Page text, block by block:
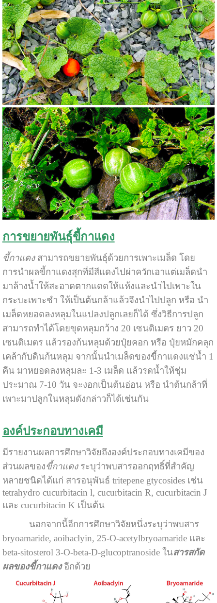
การขยายพันธุ์ขี้กาแดง
ขี้กาแดงสามารถขยายพันธุ์ด้วยการเพาะเมล็ด โดย
การนำผลขี้กาแดงสุกที่มีสีแดงไปผ่าควักเอาแต่เมล็ดนำ
มาล้างน้ำให้สะอาดตากแดดให้แห้งและนำไปเพาะใน
กระบะเพาะชำ ให้เป็นต้นกล้าแล้วจึงนำไปปลูก หรือ นำ
เมล็ดหยอดลงหลุมในแปลงปลูกเลยก็ได้ ซึ่งวิธีการปลูก
สามารถทำได้โดยขุดหลุมกว้าง 20 เซนติเมตร ยาว 20
เซนติเมตร แล้วรองก้นหลุมด้วยปุ๋ยคอก หรือ ปุ๋ยหมักคลุก
เคล้ากับดินก้นหลุม จากนั้นนำเมล็ดของขี้กาแดงแช่น้ำ 1
คืน มาหยอดลงหลุมละ 1-3 เมล็ด แล้วรดน้ำให้ชุ่ม
ประมาณ 7-10 วัน จะงอกเป็นต้นอ่อน หรือ นำต้นกล้าที่
เพาะมาปลูกในหลุมดังกล่าวก็ได้เช่นกัน
องค์ประกอบทางเคมี
มีรายงานผลการศึกษาวิจัยถึงองค์ประกอบทางเคมีของ
ส่วนผลของขี้กาแดงระบุว่าพบสารออกฤทธิ์ที่สำคัญ
หลายชนิดได้แก่ สารอนุพันธ์ tritepene gtycosides เช่น
tetrahydro cucurbitacin l, cucurbitacin R, cucurbitacin J
และ cucurbitacin K เป็นต้น
นอกจากนี้อีกการศึกษาวิจัยหนึ่งระบุว่าพบสาร
bryoamaride, aoibaclyin, 25-O-acetylbryoamaride และ
beta-sitosterol 3-O-beta-D-glucoptranoside ในสารสกัด
ผลของขี้กาแดงอีกด้วย